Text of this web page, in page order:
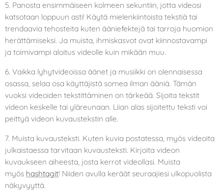
5. Panosta ensimmäiseen kolmeen sekuntiin, jotta videosi
katsotaan loppuun asti! Käytä mielenkiintoista tekstiä tai
trendaavia tehosteita kuten ääniefektejä tai tarroja huomion
herättämiseksi. Ja muista, ihmiskasvot ovat kiinnostavampi
ja toimivampi aloitus videolle kuin mikään muu.
6. Vaikka lyhytvideoissa äänet ja musiikki on olennaisessa
osassa, selaa osa käyttäjistä somea ilman ääniä. Tämän
vuoksi videoiden tekstittäminen on tärkeää. Sijoita tekstit
videon keskelle tai yläreunaan. Liian alas sijoitettu teksti voi
peittyä videon kuvaustekstin alle.
7. Muista kuvausteksti. Kuten kuvia postatessa, myös videoita
julkaistaessa tarvitaan kuvausteksti. Kirjoita videon
kuvaukseen aiheesta, josta kerrot videollasi. Muista
myös hashtagit! Niiden avulla keräät seuraajiesi ulkopuolista
näkyvyyttä.